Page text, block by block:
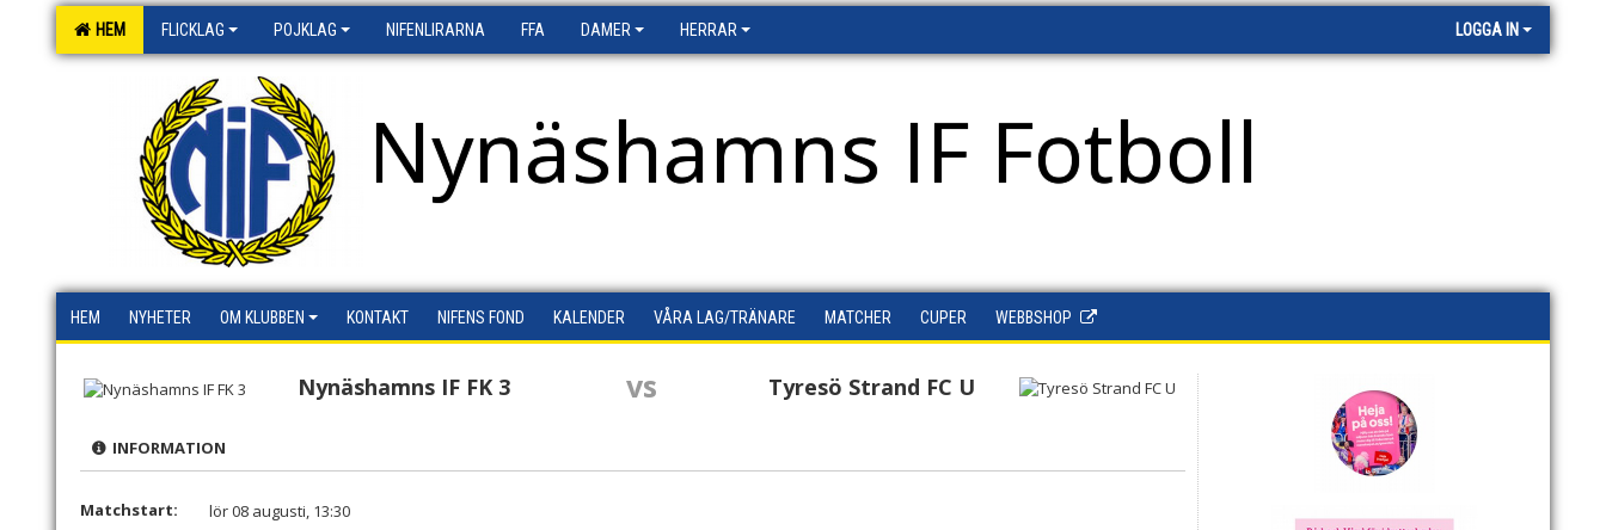
HEM FLICKLAG POJKLAG NIFENLIRARNA FFA DAMER HERRAR LOGGA IN
Nynäshamns IF Fotboll
HEM NYHETER OM KLUBBEN KONTAKT NIFENS FOND KALENDER VÅRA LAG/TRÄNARE MATCHER CUPER WEBBSHOP
Nynäshamns IF FK 3 vs Tyresö Strand FC U
INFORMATION
Matchstart:
lör 08 augusti, 13:30